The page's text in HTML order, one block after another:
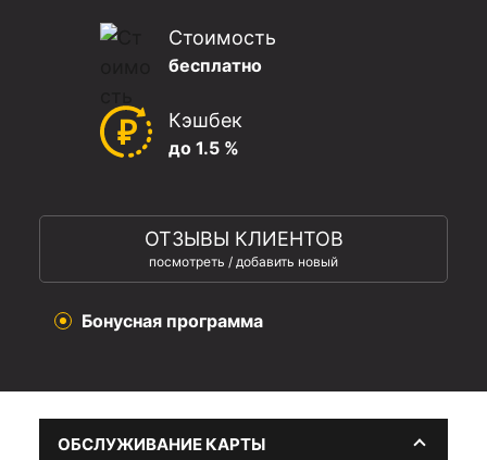
Стоимость
бесплатно
Кэшбек
до 1.5 %
ОТЗЫВЫ КЛИЕНТОВ
посмотреть / добавить новый
Бонусная программа
ОБСЛУЖИВАНИЕ КАРТЫ